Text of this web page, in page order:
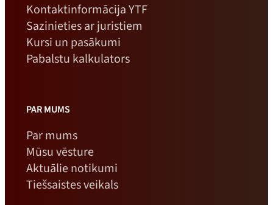
Kontaktinformācija YTF
Sazinieties ar juristiem
Kursi un pasākumi
Pabalstu kalkulators
PAR MUMS
Par mums
Mūsu vēsture
Aktuālie notikumi
Tiešsaistes veikals